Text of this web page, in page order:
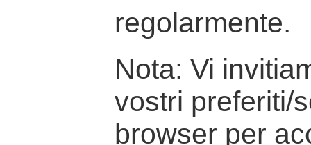
regolarmente.
Nota: Vi
vostri preferiti/
browser per